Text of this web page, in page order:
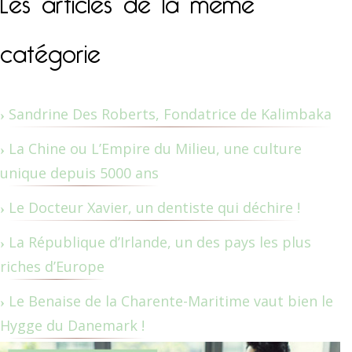
catégorie
Sandrine Des Roberts, Fondatrice de Kalimbaka
La Chine ou L’Empire du Milieu, une culture
unique depuis 5000 ans
Le Docteur Xavier, un dentiste qui déchire !
La République d’Irlande, un des pays les plus
riches d’Europe
Le Benaise de la Charente-Maritime vaut bien le
Hygge du Danemark !